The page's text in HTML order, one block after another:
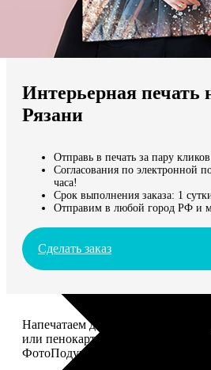
Мы доставляем по всему миру
Продолжить без города
Интерьерная печать
Рязани
Отправь в печать за пару
Согласования по электронной
часа!
Срок выполнения заказа: 1
Отправим в любой город РФ и
Сделать заказ
Напечатаем для вас картины
или пенокартоне, ФотоМозаику,
ФотоПодушки или напишем